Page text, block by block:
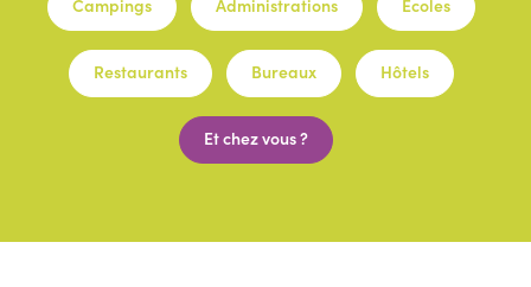
Campings Administrations Écoles
Restaurants Bureaux Hôtels
Et chez vous ?